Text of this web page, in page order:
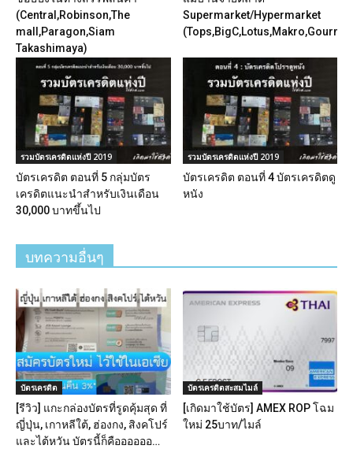
(Central,Robinson,The
mall,Paragon,Siam
Takashimaya)
Supermarket/Hypermarket
รวมบัตรเครดิตแห่งปี 2019
บัตรเครดิต ตอนที่ 5 กลุ่มบัตร
เครดิตแนะนำสำหรับเงินเดือน
30,000 บาทขึ้นไป
รวมบัตรเครดิตแห่งปี 2019
บัตรเครดิต ตอนที่ 4 บัตรเครดิตดู
หนัง
บทความอื่นๆ
บัตรเครดิต
[รีวิว] แกะกล่องบัตรที่รูดคุ้มสุด ที่
ญี่ปุ่น, เกาหลีใต้, ฮ่องกง, สิงคโปร์
และไต้หวัน บัตรนี้ก็คืออออออ…
บัตรเครดิตสะสมไมล์
[เกิดมาใช้บัตร] AMEX ROP โฉม
ใหม่ 25บาท/ไมล์